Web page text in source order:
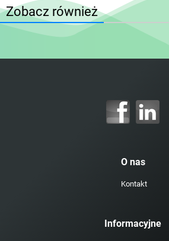
Zobacz również
O nas
Kontakt
Informacyjne